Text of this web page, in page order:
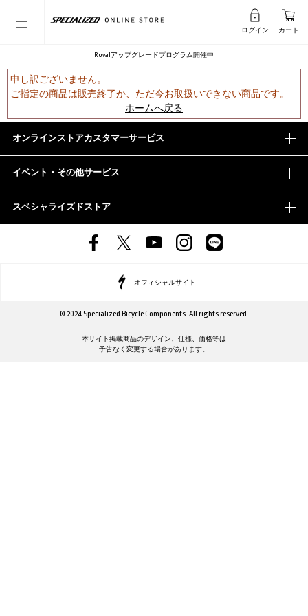
ログイン カート
Rovalアップグレードプログラム開催中
申し訳ございません。
ご指定の商品は販売終了か、ただ今お取扱いできない商品です。
ホームへ戻る
オンラインストアカスタマーサービス
イベント・その他サービス
スペシャライズドストア
オフィシャルサイト
© 2024 Specialized Bicycle Components. All rights reserved.
本サイト掲載商品のデザイン、仕様、価格等は
予告なく変更する場合があります。